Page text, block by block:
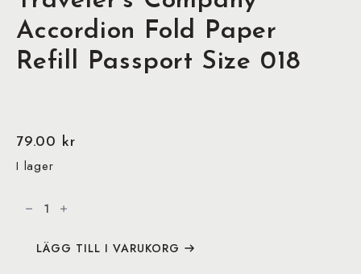
Accordion Fold Paper
Refill Passport Size 018
79.00 kr
I lager
Company
Accordion
RefillLÄGG TILL I VARUKORG